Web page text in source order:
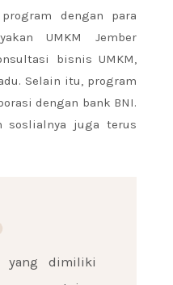
dengan para
UMKM Jember
bisnis UMKM,
Selain itu, program
dengan bank BNI.
soslialnya juga terus
yang dimiliki